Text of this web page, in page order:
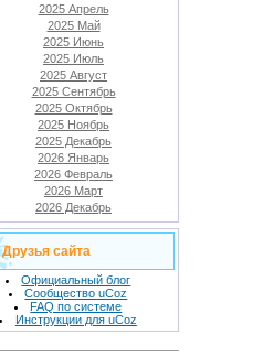
2025 Апрель
2025 Май
2025 Июнь
2025 Июль
2025 Август
2025 Сентябрь
2025 Октябрь
2025 Ноябрь
2025 Декабрь
2026 Январь
2026 Февраль
2026 Март
2026 Декабрь
Друзья сайта
Официальный блог
Сообщество uCoz
FAQ по системе
Инструкции для uCoz